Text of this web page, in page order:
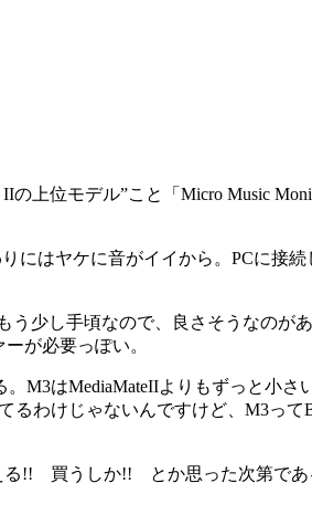
上位モデル”こと「Micro Music
にはヤケに音がイイから。PCに接
少し手頃なので、良さそうなのが
が必要っぽい。
M3はMediaMateIIよりもずっと小
るわけじゃないんですけど、M3っ
!! 買うしか!! とか思った次第であ